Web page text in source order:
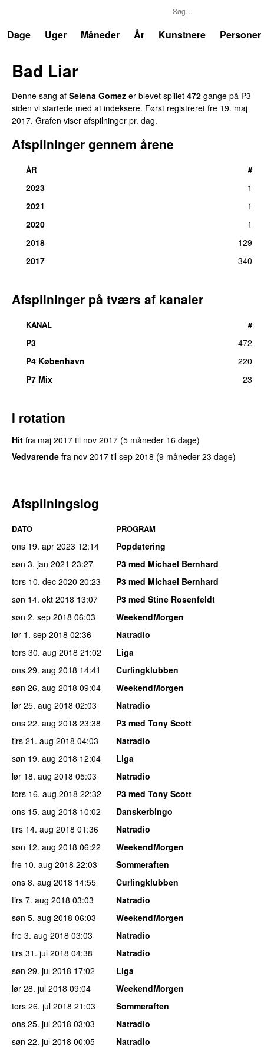
Dage
Uger Måneder År Kunstnere Personer
Bad Liar
Denne sang af Selena Gomez er blevet spillet 472 gange på P3
siden vi startede med at indeksere. Først registreret fre 19. maj
2017. Grafen viser afspilninger pr. dag.
Afspilninger gennem årene
ÅR #
2023
1
2021
1
2020
1
2018
129
2017
340
Afspilninger på tværs af kanaler
KANAL #
P3
472
P4 København
220
P7 Mix
23
I rotation
Hit fra maj 2017 til nov 2017 (5 måneder 16 dage)
Vedvarende fra nov 2017 til sep 2018 (9 måneder 23 dage)
Afspilningslog
DATO PROGRAM
ons 19. apr 2023 12:14
Popdatering
søn 3. jan 2021 23:27
P3 med Michael Bernhard
tors 10. dec 2020 20:23
P3 med Michael Bernhard
søn 14. okt 2018 13:07
P3 med Stine Rosenfeldt
søn 2. sep 2018 06:03
WeekendMorgen
lør 1. sep 2018 02:36
Natradio
tors 30. aug 2018 21:02
Liga
ons 29. aug 2018 14:41
Curlingklubben
søn 26. aug 2018 09:04
WeekendMorgen
lør 25. aug 2018 02:03
Natradio
ons 22. aug 2018 23:38
P3 med Tony Scott
tirs 21. aug 2018 04:03
Natradio
søn 19. aug 2018 12:04
Liga
lør 18. aug 2018 05:03
Natradio
tors 16. aug 2018 22:32
P3 med Tony Scott
ons 15. aug 2018 10:02
Danskerbingo
tirs 14. aug 2018 01:36
Natradio
søn 12. aug 2018 06:22
WeekendMorgen
fre 10. aug 2018 22:03
Sommeraften
ons 8. aug 2018 14:55
Curlingklubben
tirs 7. aug 2018 03:03
Natradio
søn 5. aug 2018 06:03
WeekendMorgen
fre 3. aug 2018 03:03
Natradio
tirs 31. jul 2018 04:38
Natradio
søn 29. jul 2018 17:02
Liga
lør 28. jul 2018 09:04
WeekendMorgen
tors 26. jul 2018 21:03
Sommeraften
ons 25. jul 2018 03:03
Natradio
søn 22. jul 2018 00:05
Natradio